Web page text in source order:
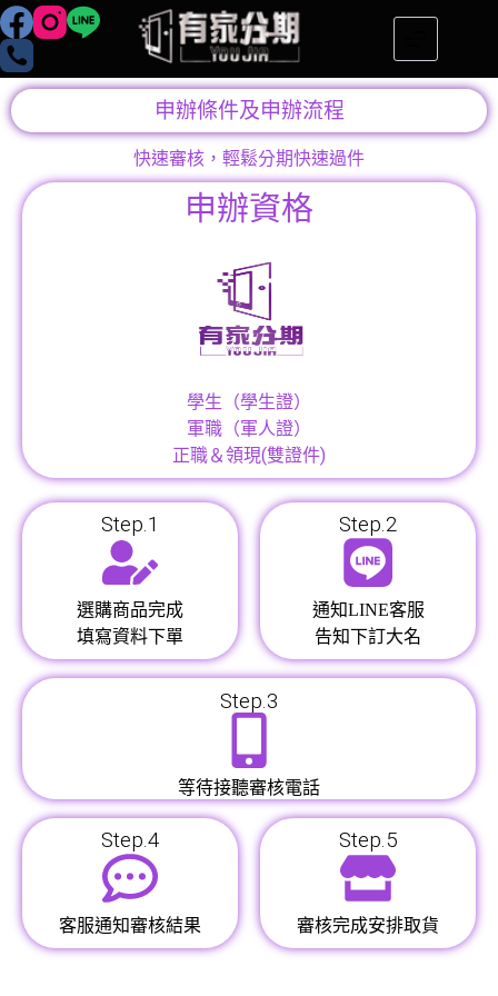
申辦條件及申辦流程
快速審核，輕鬆分期快速過件
申辦資格
學生（學生證）
軍職（軍人證）
正職＆領現(雙證件)
Step.1
選購商品完成
填寫資料下單
Step.2
通知LINE客服
告知下訂大名
Step.3
等待接聽審核電話
Step.4
客服通知審核結果
Step.5
審核完成安排取貨